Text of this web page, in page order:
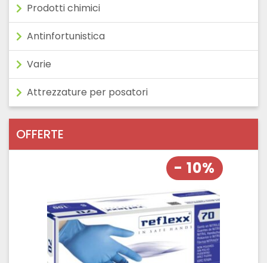
Prodotti chimici
Antinfortunistica
Varie
Attrezzature per posatori
OFFERTE
- 10%